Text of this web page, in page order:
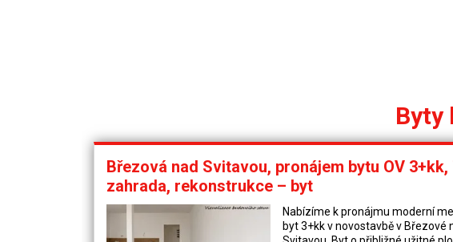
Byty
Březová nad Svitavou, pronájem bytu OV 3+kk,
zahrada, rekonstrukce – byt
Nabízíme k pronájmu moderní
byt 3+kk v novostavbě v Březové